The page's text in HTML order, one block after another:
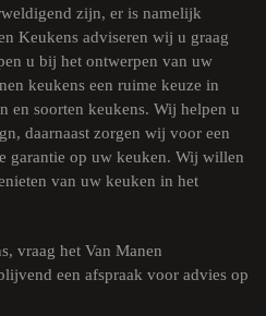
zijn, er is namelijk
Keukens adviseren wij u graag
u bij het ontwerpen van uw
keukens een ruime keuze in
en soorten keukens. Wij helpen u
daarnaast zorgen wij voor een
garantie op uw keuken. Wij willen
van uw keuken in het
, vraag het Van Manen
een afspraak voor advies op